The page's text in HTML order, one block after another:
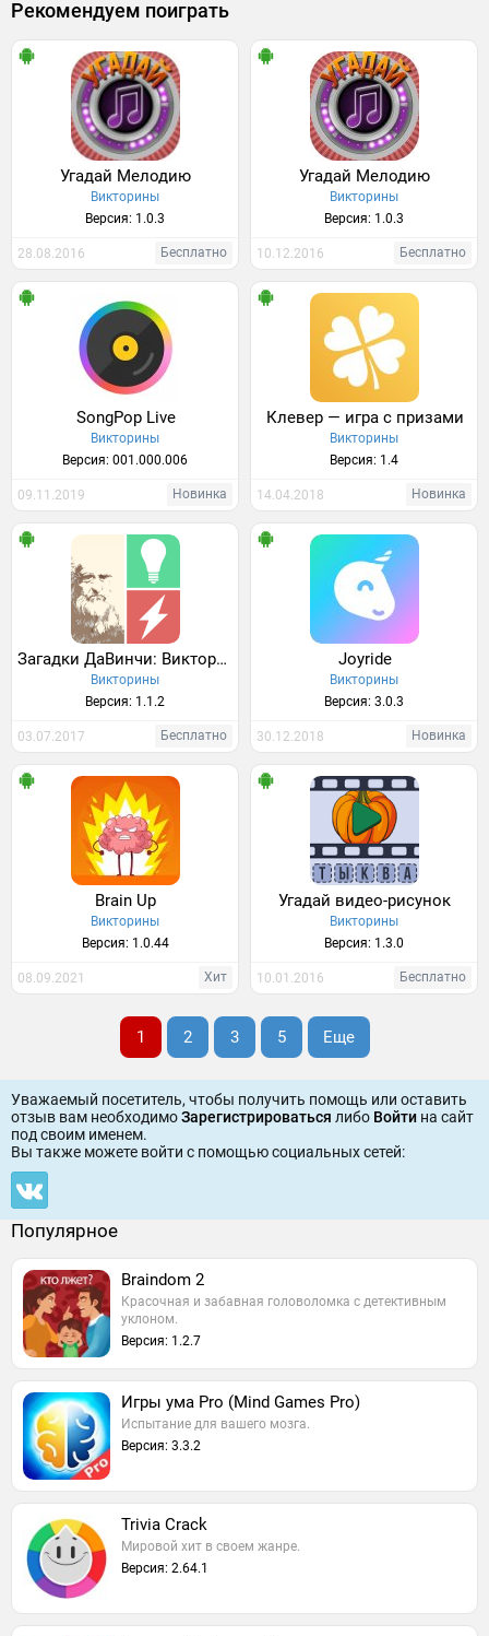
Рекомендуем поиграть
Угадай Мелодию
Викторины
Версия: 1.0.3
28.08.2016 Бесплатно
Угадай Мелодию
Викторины
Версия: 1.0.3
10.12.2016 Бесплатно
SongPop Live
Викторины
Версия: 001.000.006
09.11.2019 Новинка
Клевер — игра с призами
Викторины
Версия: 1.4
14.04.2018 Новинка
Загадки ДаВинчи: Викторина
Викторины
Версия: 1.1.2
03.07.2017 Бесплатно
Joyride
Викторины
Версия: 3.0.3
30.12.2018 Новинка
Brain Up
Викторины
Версия: 1.0.44
08.09.2021 Хит
Угадай видео-рисунок
Викторины
Версия: 1.3.0
10.01.2016 Бесплатно
1 2 3 5 Еще
Уважаемый посетитель, чтобы получить помощь или оставить
отзыв вам необходимоЗарегистрироваться либо Войти на сайт
под своим именем.
Вы также можете войти c помощью социальных сетей:
Популярное
Braindom 2
Красочная и забавная головоломка с детективным
уклоном.
Версия: 1.2.7
Игры ума Pro (Mind Games Pro)
Испытание для вашего мозга.
Версия: 3.3.2
Trivia Crack
Мировой хит в своем жанре.
Версия: 2.64.1